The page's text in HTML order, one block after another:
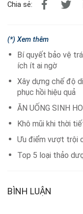
Chia sẻ:
(*) Xem thêm
Bí quyết bảo vệ
ích ít ai ngờ
Xây dựng chế độ
phục hồi hiệu quả
ĂN UỐNG SINH
Khô mũi khi thời
Ưu điểm vượt trội
Top 5 loại thảo
BÌNH LUẬN